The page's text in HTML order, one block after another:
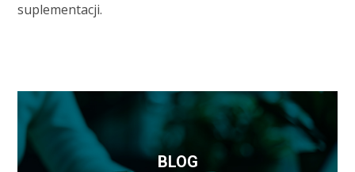
suplementacji.
BLOG